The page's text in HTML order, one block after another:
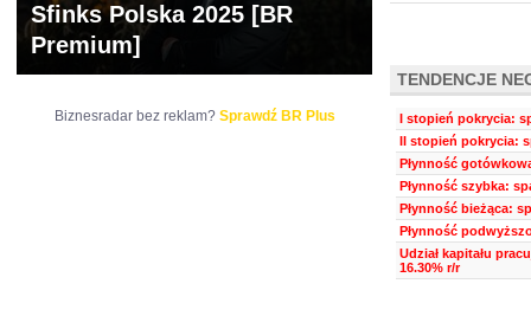
TENDENCJE
I stopień pokrycia:
II stopień pokrycia:
Płynność
Płynność szybka:
Płynność bieżąca:
Płynność
Udział kapitału
16.30% r/r
Sfinks Polska 2025 [BR
Premium]
Biznesradar bez reklam? Sprawdź BR Plus